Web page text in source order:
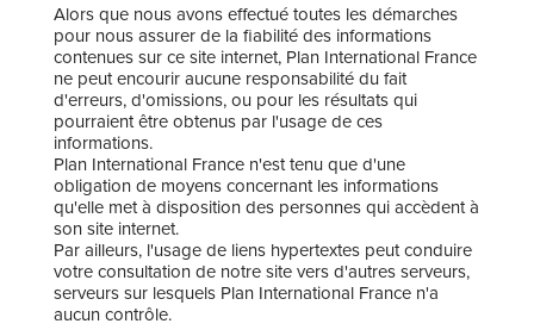
Alors que nous avons effectué toutes les démarches
pour nous assurer de la fiabilité des informations
contenues sur ce site internet, Plan International France
ne peut encourir aucune responsabilité du fait
d'erreurs, d'omissions, ou pour les résultats qui
pourraient être obtenus par l'usage de ces
informations.
Plan International France n'est tenu que d'une
obligation de moyens concernant les informations
qu'elle met à disposition des personnes qui accèdent à
son site internet.
Par ailleurs, l'usage de liens hypertextes peut conduire
votre consultation de notre site vers d'autres serveurs,
serveurs sur lesquels Plan International France n'a
aucun contrôle.